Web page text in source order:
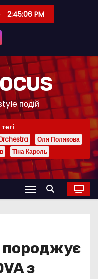
2:45:07 PM
подій
Оля Полякова
Тіна Кароль
породжує
з